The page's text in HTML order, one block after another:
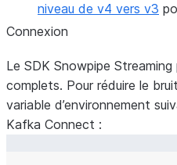
niveau de v4 vers v3
Connexion
Le SDK Snowpipe
complets. Pour réduire le
variable d’environnement
Kafka Connect :